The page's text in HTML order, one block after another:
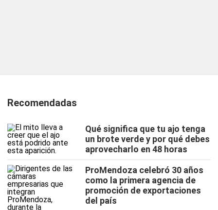
Recomendadas
Qué significa que tu ajo tenga
un brote verde y por qué debes
aprovecharlo en 48 horas
ProMendoza celebró 30 años
como la primera agencia de
promoción de exportaciones
del país